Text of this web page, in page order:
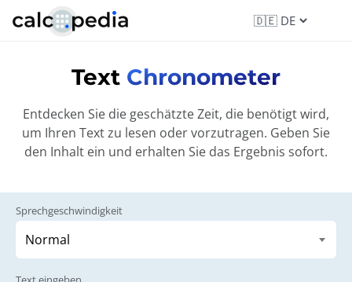
Text Chronometer
Entdecken Sie die geschätzte Zeit, die benötigt wird,
um Ihren Text zu lesen oder vorzutragen. Geben Sie
den Inhalt ein und erhalten Sie das Ergebnis sofort.
Sprechgeschwindigkeit